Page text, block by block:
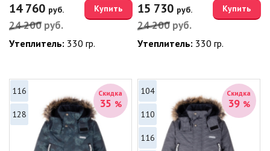
14 760 руб.
24 200 руб.
Купить
Утеплитель: 330 гр.
15 730 руб.
24 200 руб.
Купить
Утеплитель: 330 гр.
Скидка
35 %
116
128
Скидка
39 %
104
110
116